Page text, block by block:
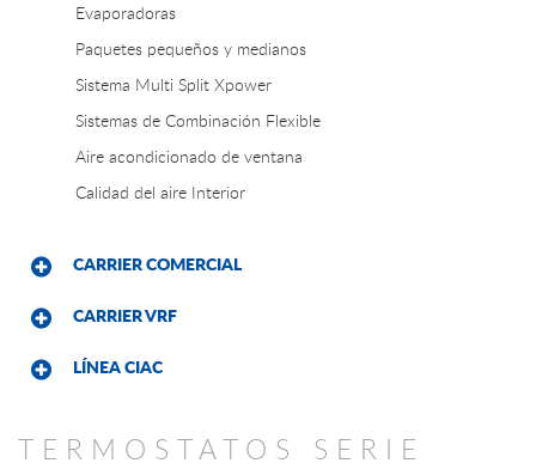
Evaporadoras
Paquetes pequeños y medianos
Sistema Multi Split Xpower
Sistemas de Combinación Flexible
Aire acondicionado de ventana
Calidad del aire Interior
CARRIER COMERCIAL
CARRIER VRF
LÍNEA CIAC
TERMOSTATOS SERIE